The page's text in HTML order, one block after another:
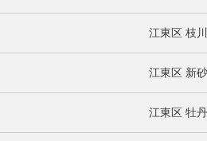
江東区 枝川
江東区 新砂
江東区 牡丹